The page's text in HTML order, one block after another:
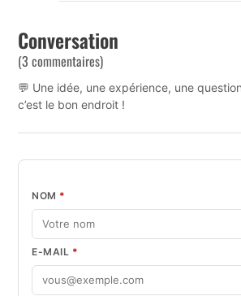
Conversation
(3 commentaires)
💬 Une idée, une expérience, une
c’est le bon endroit !
NOM *
E-MAIL *